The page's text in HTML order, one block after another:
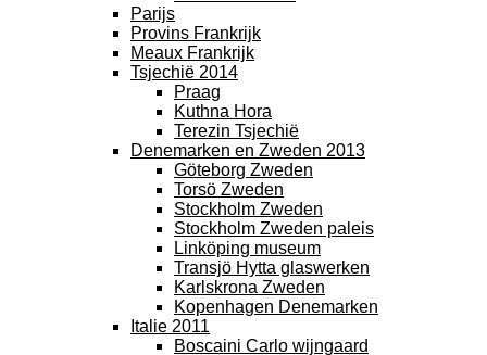
Parijs
Provins Frankrijk
Meaux Frankrijk
Tsjechië 2014
Praag
Kuthna Hora
Terezin Tsjechië
Denemarken en Zweden 2013
Göteborg Zweden
Torsö Zweden
Stockholm Zweden
Stockholm Zweden paleis
Linköping museum
Transjö Hytta glaswerken
Karlskrona Zweden
Kopenhagen Denemarken
Italie 2011
Boscaini Carlo wijngaard